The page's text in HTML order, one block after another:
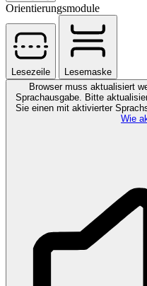
Orientierungsmodule
Lesezeile
Lesemaske
Browser muss aktualisiert
Sprachausgabe. Bitte
Sie einen mit aktivierter
Wie